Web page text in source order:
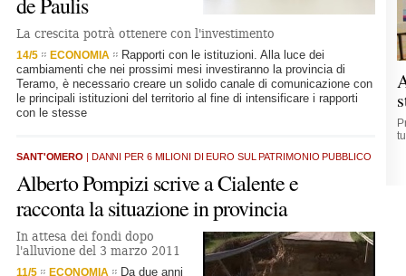
La crescita potrà ottenere con l'investimento
14/5 ECONOMIA
Rapporti con le istituzioni. Alla luce dei
cambiamenti che nei prossimi mesi investiranno la provincia di
Teramo, è necessario creare un solido canale di comunicazione con
le principali istituzioni del territorio al fine di intensificare i rapporti
con le stesse
SANT'OMERO | DANNI PER 6 MILIONI DI EURO SUL PATRIMONIO PUBBLICO
Alberto Pompizi scrive a Cialente e
racconta la situazione in provincia
In attesa dei fondi dopo
l'alluvione del 3 marzo 2011
11/5 ECONOMIA
Da due anni